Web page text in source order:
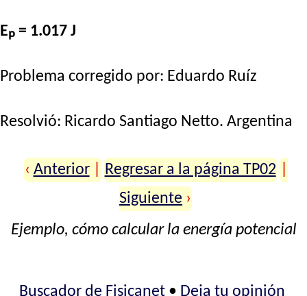
Eₚ = 1.017 J
Problema corregido por: Eduardo Ruíz
Resolvió: Ricardo Santiago Netto. Argentina
‹ Anterior Regresar a la página TP02
Siguiente ›
Ejemplo, cómo calcular la energía potencial
Buscador de Fisicanet• Deja tu opinión